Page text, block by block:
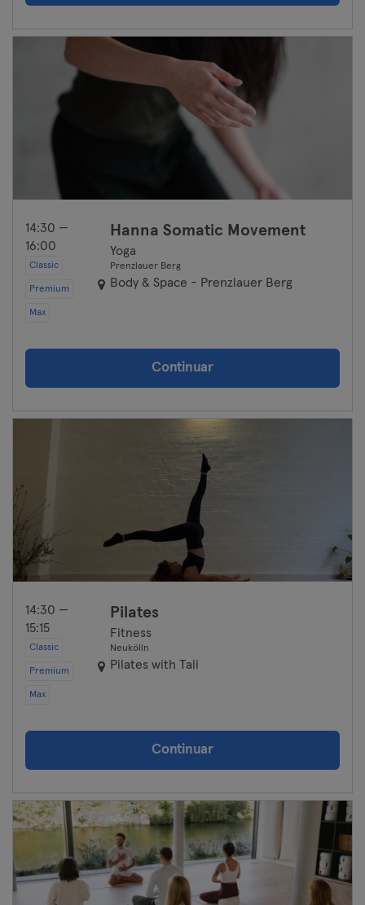
14:30 —
16:00
Classic
Premium
Max
Hanna Somatic Movement
Yoga
Prenzlauer Berg
Body & Space - Prenzlauer Berg
Continuar
14:30 —
15:15
Classic
Premium
Max
Pilates
Fitness
Neukölln
Pilates with Tali
Continuar